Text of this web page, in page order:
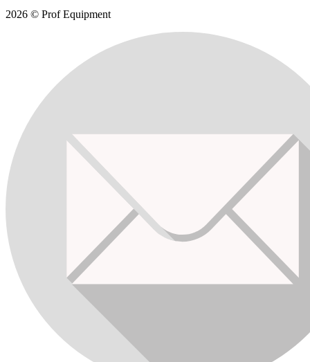
2026 © Prof Equipment